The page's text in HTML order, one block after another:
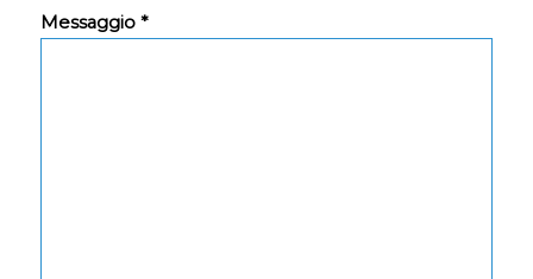
Messaggio *